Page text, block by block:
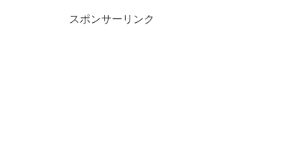
スポンサーリンク